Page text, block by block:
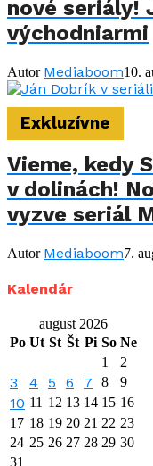
nové seriály!
východniarmi
Autor Mediaboom10.
Exkluzívne
Vieme, kedy
v dolinách!
vyzve seriál
Autor Mediaboom7.
Kalendár
august 2026
Po Ut St Št Pi So Ne
1
2
3 4 5 6 7 8 9
10 11 12 13 14 15 16
17 18 19 20 21 22 23
24 25 26 27 28 29 30
31